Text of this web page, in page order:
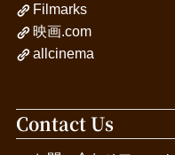
Filmarks
映画.com
allcinema
Contact Us